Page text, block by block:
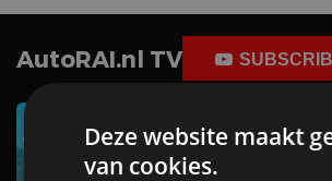
AutoRAI.nl TV
Deze website maakt
van cookies.